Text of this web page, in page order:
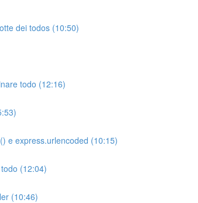
dei todos (10:50)
todo (12:16)
e express.urlencoded (10:15)
(12:04)
(10:46)